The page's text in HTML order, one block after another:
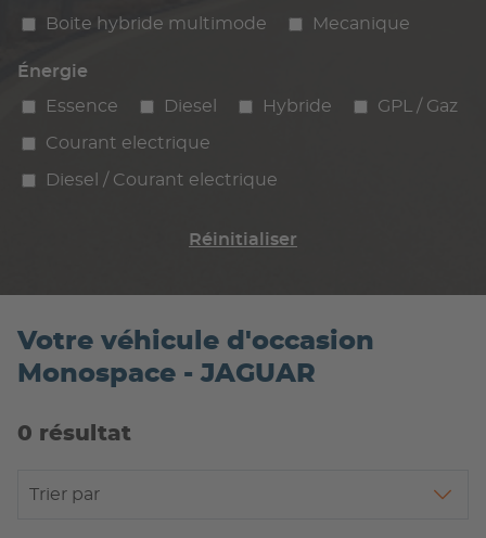
Boite hybride multimode Mecanique
Énergie
Essence
Diesel Hybride GPL / Gaz
Courant electrique
Diesel / Courant electrique
Réinitialiser
Votre véhicule d'occasion
Monospace - JAGUAR
0 résultat
Trier par